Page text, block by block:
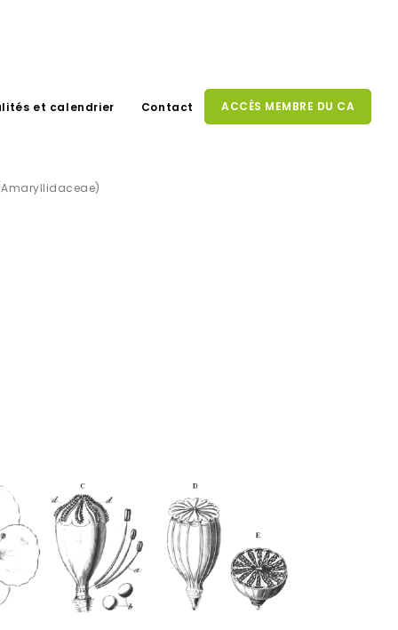
et calendrier Contact ACCÈS MEMBRE DU CA